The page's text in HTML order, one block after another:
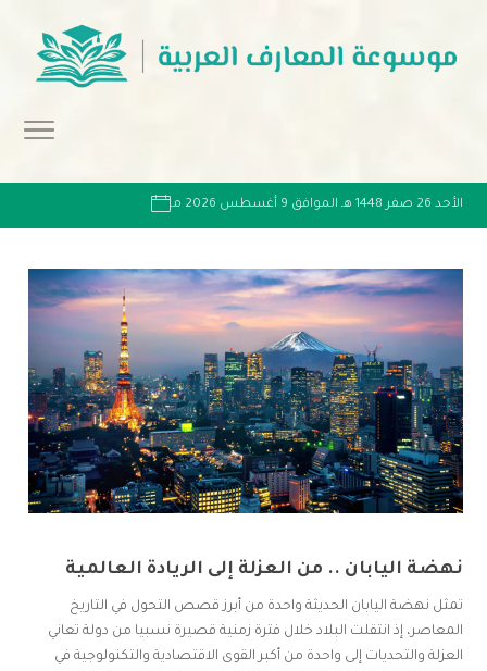
الأحد 26 صفر 1448 هـ الموافق 9 أغسطس 2026 مـ
نهضة اليابان .. من العزلة إلى الريادة العالمية
تمثل نهضة اليابان الحديثة واحدة من أبرز قصص التحول في التاريخ
المعاصر، إذ انتقلت البلاد خلال فترة زمنية قصيرة نسبيا من دولة تعاني
العزلة والتحديات إلى واحدة من أكبر القوى الاقتصادية والتكنولوجية في